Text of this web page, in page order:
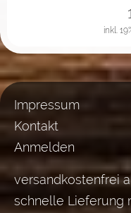
inkl.
Impressum
Kontakt
Anmelden
versandkostenfrei
schnelle Lieferung